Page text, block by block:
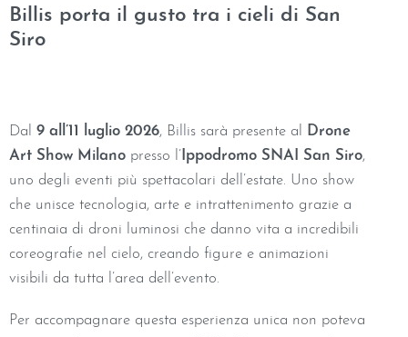
Billis porta il gusto tra i cieli di San
Siro
Dal 9 all’11 luglio 2026, Billis sarà presente al
Drone
Art Show Milano presso l’ Ippodromo SNAI San Siro,
uno degli eventi più spettacolari dell’estate. Uno show
che unisce tecnologia, arte e intrattenimento grazie a
centinaia di droni luminosi che danno vita a incredibili
coreografie nel cielo, creando figure e animazioni
visibili da tutta l’area dell’evento.
Per accompagnare questa esperienza unica non poteva